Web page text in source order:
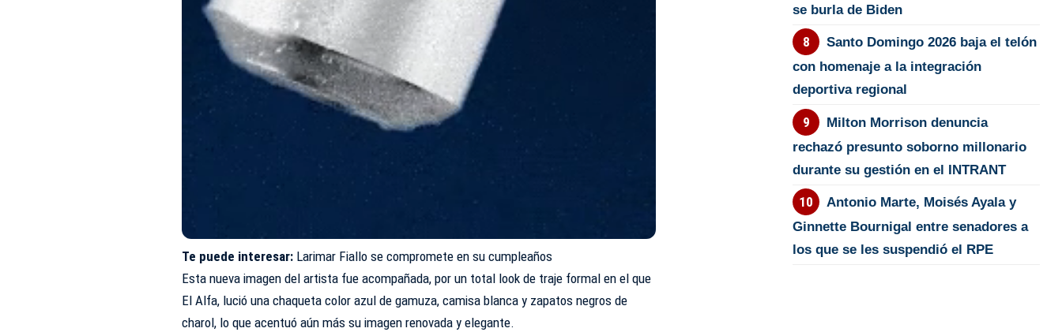
Te puede interesar: Larimar Fiallo se compromete en su cumpleaños
Esta nueva imagen del artista fue acompañada, por un total look de traje formal en el que
El Alfa, lució una chaqueta color azul de gamuza, camisa blanca y zapatos negros de
charol, lo que acentuó aún más su imagen renovada y elegante.
se burla de Biden
Santo Domingo 2026 baja el telón
con homenaje a la integración
deportiva regional
Milton Morrison denuncia
rechazó presunto soborno millonario
durante su gestión en el INTRANT
Antonio Marte, Moisés Ayala y
Ginnette Bournigal entre senadores a
los que se les suspendió el RPE